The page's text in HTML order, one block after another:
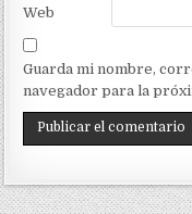
Web
Guarda mi nombre,
navegador para la